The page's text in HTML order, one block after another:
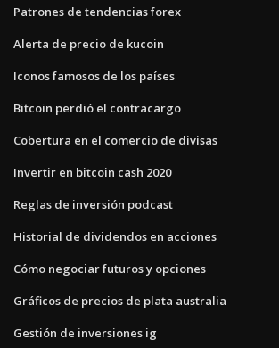
Patrones de tendencias forex
Alerta de precio de kucoin
Iconos famosos de los países
Bitcoin perdió el contracargo
Cobertura en el comercio de divisas
Invertir en bitcoin cash 2020
Reglas de inversión podcast
Historial de dividendos en acciones
Cómo negociar futuros y opciones
Gráficos de precios de plata australia
Gestión de inversiones ig